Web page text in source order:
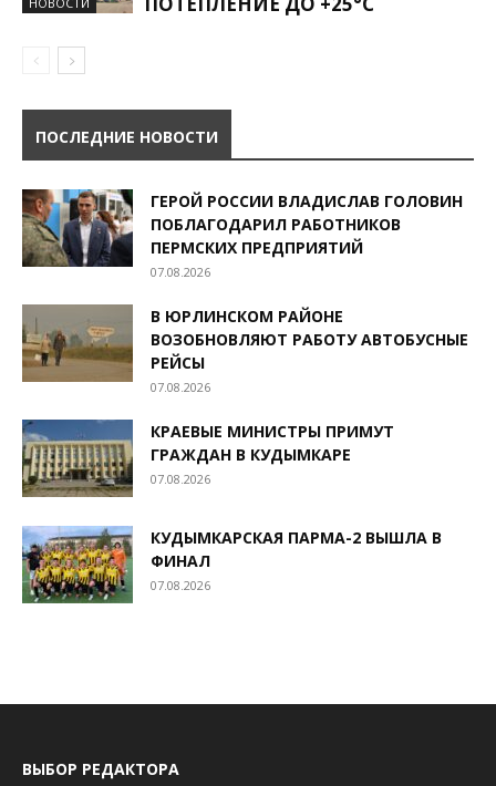
ПОСЛЕДНИЕ НОВОСТИ
ГЕРОЙ РОССИИ ВЛАДИСЛАВ ГОЛОВИН
ПОБЛАГОДАРИЛ РАБОТНИКОВ
ПЕРМСКИХ ПРЕДПРИЯТИЙ
07.08.2026
В ЮРЛИНСКОМ РАЙОНЕ
ВОЗОБНОВЛЯЮТ РАБОТУ АВТОБУСНЫЕ
РЕЙСЫ
07.08.2026
КРАЕВЫЕ МИНИСТРЫ ПРИМУТ
ГРАЖДАН В КУДЫМКАРЕ
07.08.2026
КУДЫМКАРСКАЯ ПАРМА-2 ВЫШЛА В
ФИНАЛ
07.08.2026
ВЫБОР РЕДАКТОРА